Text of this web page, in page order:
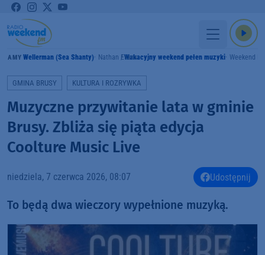
Wellerman (Sea Shanty) Nathan EvansWakacyjny weekend pełen muzyki Weekend
GMINA BRUSY KULTURA I ROZRYWKA
Muzyczne przywitanie lata w gminie
Brusy. Zbliża się piąta edycja
Coolture Music Live
niedziela, 7 czerwca 2026, 08:07 Udostępnij
To będą dwa wieczory wypełnione muzyką.